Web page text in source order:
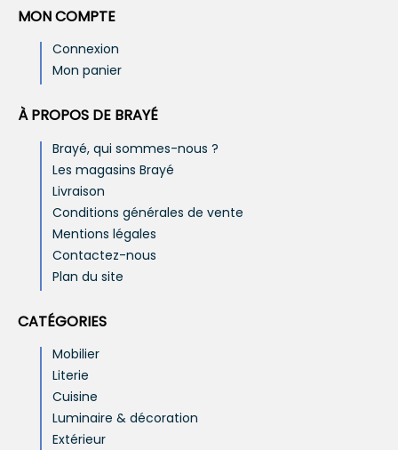
MON COMPTE
Connexion
Mon panier
À PROPOS DE BRAYÉ
Brayé, qui sommes-nous ?
Les magasins Brayé
Livraison
Conditions générales de vente
Mentions légales
Contactez-nous
Plan du site
CATÉGORIES
Mobilier
Literie
Cuisine
Luminaire & décoration
Extérieur